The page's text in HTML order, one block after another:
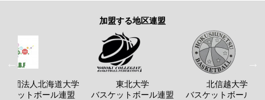
加盟する地区連盟
社団法人北海道大学
ケットボール連盟
東北大学
バスケットボール連盟
北信越大学
バスケットボール連